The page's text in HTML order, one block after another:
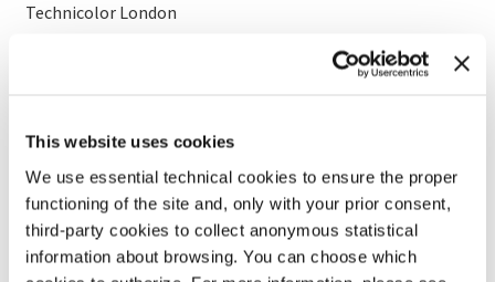
This website uses cookies
We use essential technical cookies to ensure the proper
functioning of the site and, only with your prior consent,
third-party cookies to collect anonymous statistical
information about browsing. You can choose which
Technicolor London